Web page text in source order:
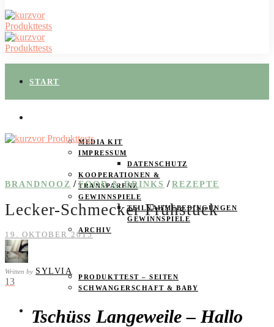
START
MEDIA KIT
IMPRESSUM
DATENSCHUTZ
KOOPERATIONEN &
TRANSPARENZ
GEWINNSPIELE
TEILNAHMEBEDINGUNGEN
GEWINNSPIELE
ARCHIV
PRODUKTTEST – SEITEN
SCHWANGERSCHAFT & BABY
PRODUKTTESTER GESUCHT
BRANDNOOZ / FOOD & DRINKS / REZEPTE
Lecker-Schmecker Frühstück
19. OKTOBER 2015
Written by SYLVIA
13
Tschüss Langeweile – Hallo